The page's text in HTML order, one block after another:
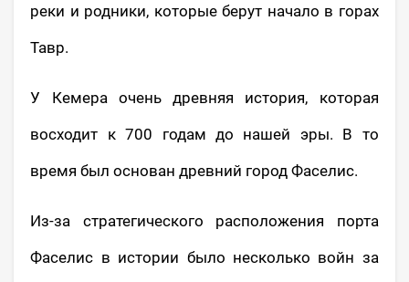
реки и родники, которые берут начало в горах
Тавр.
У Кемера очень древняя история, которая
восходит к 700 годам до нашей эры. В то
время был основан древний город Фаселис.
Из-за стратегического расположения порта
Фаселис в истории было несколько войн за